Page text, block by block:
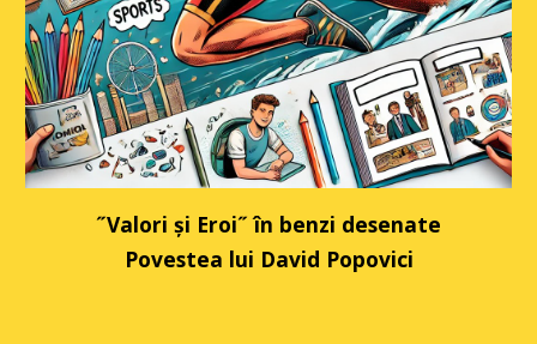
˝Valori și Eroi˝ în benzi desenate
Povestea lui David Popovici